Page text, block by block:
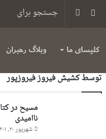
سایدبار تلگرام یوتیوب
کلیسای ما وبلاگ رهبران
توسط کشیش فیروز فیروزپور
مسیح در
ناامیدی
شهریور ۲۰, ۱۴۰۱